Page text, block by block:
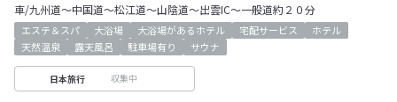
車/九州道～中国道～松江道～山陰道～出雲IC～一般道約２０分
エステ＆スパ 大浴場 大浴場があるホテル 宅配サービス
ホテル
天然温泉
露天風呂 駐車場有り サウナ
日本旅行 収集中